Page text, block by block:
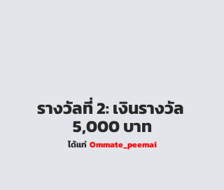
รางวัลที่ 2: เงินรางวัล
5,000 บาท
ได้แก่ Ommate_peemai